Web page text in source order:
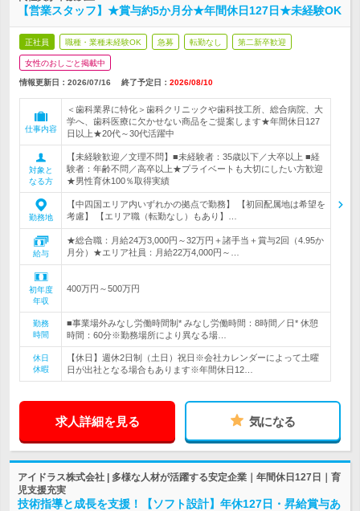
【営業スタッフ】★賞与約5か月分★年間休日127日★未経験OK
正社員 職種・業種未経験OK 急募 転勤なし 第二新卒歓迎
女性のおしごと掲載中
情報更新日：2026/07/16 終了予定日： 2026/08/10
仕事内容
＜歯科業界に特化＞歯科クリニックや歯科技工所、総合病院、大
学へ、歯科医療に欠かせない商品をご提案します★年間休日127
日以上★20代～30代活躍中
対象と
なる方
【未経験歓迎／文理不問】■未経験者：35歳以下／大卒以上 ■経
験者：年齢不問／高卒以上★プライベートも大切にしたい方歓迎
★男性育休100％取得実績
勤務地
【中四国エリア内いずれかの拠点で勤務】 【初回配属地は希望を
考慮】 【エリア職（転勤なし）もあり】…
給与
★総合職：月給24万3,000円～32万円＋諸手当＋賞与2回（4.95か
月分）★エリア社員：月給22万4,000円～…
初年度
年収
400万円～500万円
勤務
時間
■事業場外みなし労働時間制* みなし労働時間：8時間／日* 休憩
時間：60分※勤務場所により異なる場…
休日
休暇
【休日】週休2日制（土日）祝日※会社カレンダーによって土曜
日が出社となる場合もあります※年間休日12…
求人詳細を見る 気になる
アイドラス株式会社 | 多様な人材が活躍する安定企業｜年間休日127日｜育
児支援充実
技術指導と成長を支援！【ソフト設計】年休127日・昇給賞与あ